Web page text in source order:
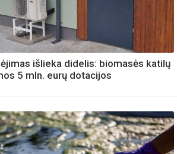
išlieka didelis: biomasės katilų
5 mln. eurų dotacijos